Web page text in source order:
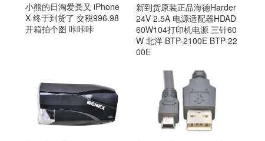
小熊的日淘爱粪叉 iPhone
X 终于到货了 交税996.98
开箱拍个图 咔咔咔
新到货原装正品海德Harder
24V 2.5A 电源适配器HDAD
60W104打印机电源 三针60
W 北洋 BTP-2100E BTP-22
00E